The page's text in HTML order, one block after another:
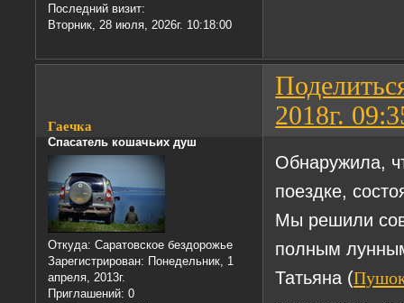
Последний визит:
Вторник, 28 июля, 2026г. 10:18:00
2018г.
Гаечка
Спасатель кошачьих душ
Откуда: Саратовское бездорожье
Зарегистрирован: Понедельник, 1
апреля, 2013г.
Приглашений: 0
Обнаружила,
поездке,
Мы решили
полным
Татьяна (